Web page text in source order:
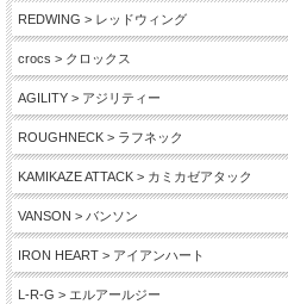
REDWING > レッドウィング
crocs > クロックス
AGILITY > アジリティー
ROUGHNECK > ラフネック
KAMIKAZE ATTACK > カミカゼアタック
VANSON > バンソン
IRON HEART > アイアンハート
L-R-G > エルアールジー